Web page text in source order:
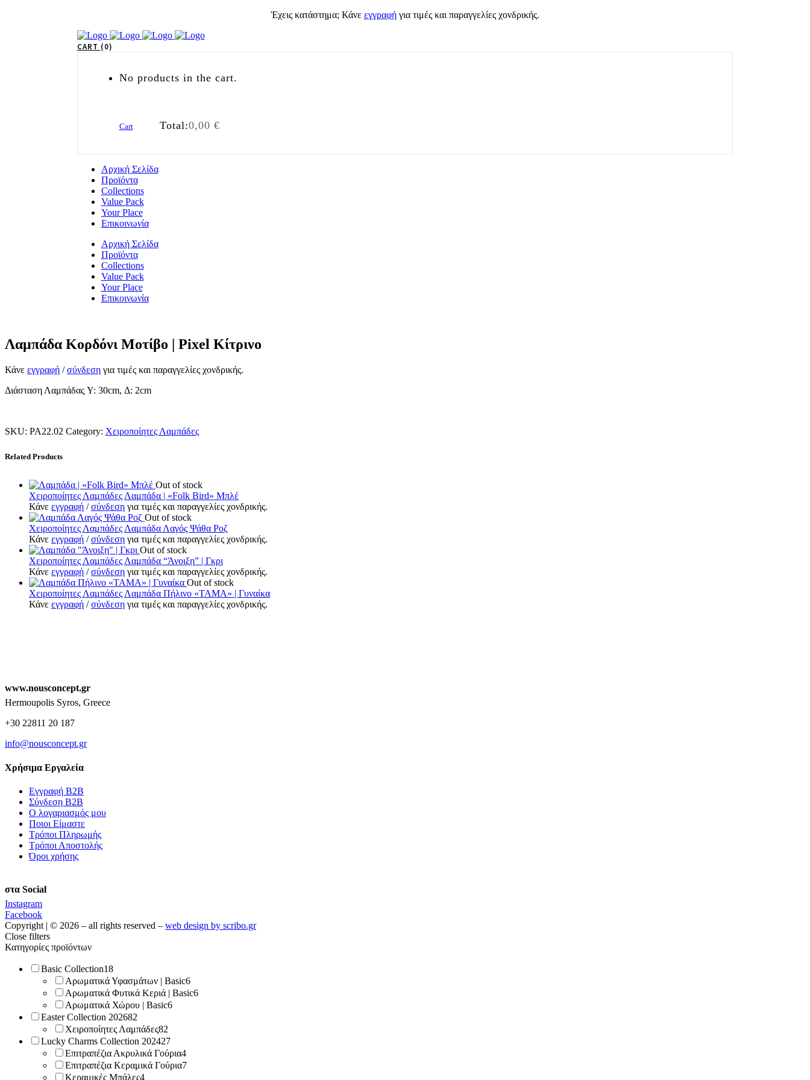
Έχεις κατάστημα; Κάνε εγγραφήγια τιμές και παραγγελίες χονδρικής.
CART 0
No products in the cart.
Cart Total:0,00 €
Αρχική Σελίδα
Προϊόντα
Collections
Value Pack
Your Place
Επικοινωνία
Αρχική Σελίδα
Προϊόντα
Collections
Value Pack
Your Place
Επικοινωνία
Λαμπάδα Κορδόνι Μοτίβο | Pixel Κίτρινο
Κάνε εγγραφή /σύνδεση για τιμές και παραγγελίες χονδρικής.
Διάσταση Λαμπάδας Y: 30cm, Δ: 2cm
SKU: PA22.02 Category: Χειροποίητες Λαμπάδες
Related Products
Out of stock
Χειροποίητες Λαμπάδες Λαμπάδα | «Folk Bird» Μπλέ
Κάνε εγγραφή /σύνδεση για τιμές και παραγγελίες χονδρικής.
Out of stock
Χειροποίητες Λαμπάδες Λαμπάδα Λαγός Ψάθα Ροζ
Κάνε εγγραφή /σύνδεση για τιμές και παραγγελίες χονδρικής.
Out of stock
Χειροποίητες Λαμπάδες Λαμπάδα “Άνοιξη” | Γκρι
Κάνε εγγραφή /σύνδεση για τιμές και παραγγελίες χονδρικής.
Out of stock
Χειροποίητες Λαμπάδες Λαμπάδα Πήλινο «ΤΑΜΑ» | Γυναίκα
Κάνε εγγραφή /σύνδεση για τιμές και παραγγελίες χονδρικής.
www.nousconcept.gr
Hermoupolis Syros, Greece
+30 22811 20 187
info@nousconcept.gr
Χρήσιμα Εργαλεία
Εγγραφή Β2Β
Σύνδεση Β2Β
Ο λογαριασμός μου
Ποιοι Είμαστε
Τρόποι Πληρωμής
Τρόποι Αποστολής
Όροι χρήσης
στα Social
Instagram
Facebook
Copyright | © 2026 – all rights reserved – web design by scribo.gr
Close filters
Κατηγορίες προϊόντων
Basic Collection18
Αρωματικά Υφασμάτων | Basic6
Αρωματικά Φυτικά Κεριά | Basic6
Αρωματικά Χώρου | Basic6
Easter Collection 202682
Χειροποίητες Λαμπάδες82
Lucky Charms Collection 202427
Επιτραπέζια Ακρυλικά Γούρια4
Επιτραπέζια Κεραμικά Γούρια7
Κεραμικές Μπάλες4